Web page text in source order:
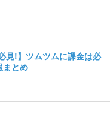
見!】ツムツムに課金は必
まとめ